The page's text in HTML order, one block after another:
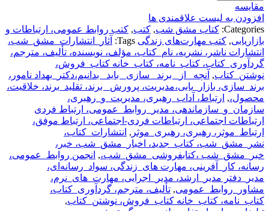
مقایسه
افزودن به لیست علاقمندی ها
Categories: کتاب مشق شب, کتب, کتب روابط عمومی، ارتباطات و
بازاریابی, کتب مهارت‌های زندگی Tags:
آثار_انتشارات_مشق_شب،
انتشارات ناشر، نشریه، نام_کتاب، مؤلف، نویسنده، تألیف، مترجم،
گردآوری_کتاب، کتاب_نامه، کتاب_خانه کتاب_فروش،
نوشتن_کتاب, آنچه _از_ برند_ سازی_ باید_ بدانیم،دکتر_بهداد نامور،
برند_سازی، بازار_یابی،مدیریت، پرورش_ برند، تقلید_برند، خلاقیت،
محصول،, ارتباط، آداب_رهبری، مدیریت_و_رهبری،
سازمان_و_سازماندهی، مدیر_روابط_عمومی، ارتباط فردی
ارتباطات اجتماعی، ارتباطات فردی-اجتماعی، ارتباط موفق،
ارتباط_موثر، رهبری، رهبری_موثر , انتشارات_کتاب،
نشر_مشق_شب، کتاب_جدید، اخبار_مشق_شب، خبر،
خبر_مشق_شب ،کتابفروشی_مشق_شب،, انجمن روابط_عمومی،
رسانه، کار_آفرینی، مهارت های_زندگی، سواد_رسانه‌ای،
مدیر_دفتر مدیر_ارشد، مدیر_اجرایی، مهارت_های_نرم،
مشاور_روابط_عمومی, تألیف، مترجم، گردآوری_کتاب،
کتاب_نامه، کتاب_خانه کتاب_فروش، نوشتن_کتاب,